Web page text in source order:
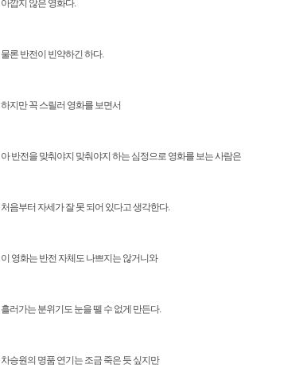
아깝지 않은 영화다.
물론 반전이 빈약하긴 하다.
하지만 꼭 스릴러 영화를 보면서
아 반전을 맞춰야지 맞춰야지 하는 심정으로 영화를 보는 사람은
처음부터 자세가 잘 못 되어 있다고 생각한다.
이 영화는 반전 자체도 나쁘지는 않거니와
흘러가는 분위기도 눈을 뗄 수 없게 만든다.
차승원의 명품 연기는 조금 죽은 듯 싶지만